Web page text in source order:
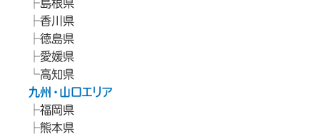
島根県
香川県
徳島県
愛媛県
高知県
九州・山口エリア
福岡県
熊本県